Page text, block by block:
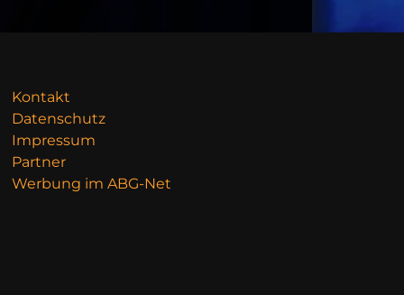
Kontakt
Datenschutz
Impressum
Partner
Werbung im ABG-Net